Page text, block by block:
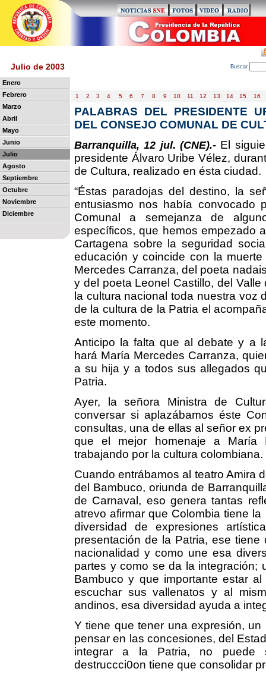
Julio de 2003 Buscar
Enero
Febrero
Marzo
Abril
Mayo
Junio
Julio
Agosto
Septiembre
Octubre
Noviembre
Diciembre
1 2 3 4 5 6 7 8 9 10 11 12 13 14 15 16
PALABRAS DEL PRESIDENTE
DEL CONSEJO COMUNAL DE
Barranquilla, 12 jul. (CNE).- El
presidente Álvaro Uribe Vélez,
de Cultura, realizado en ésta ciudad.
“Éstas paradojas del destino, la
entusiasmo nos había convocado
Comunal a semejanza de
específicos, que hemos empezado
Cartagena sobre la seguridad
educación y coincide con la
Mercedes Carranza, del poeta
y del poeta Leonel Castillo, del
la cultura nacional toda nuestra voz
de la cultura de la Patria el
este momento.
Anticipo la falta que al debate y a
hará María Mercedes Carranza,
a su hija y a todos sus allegados
Patria.
Ayer, la señora Ministra de
conversar si aplazábamos éste
consultas, una de ellas al señor ex
que el mejor homenaje a María
trabajando por la cultura colombiana.
Cuando entrábamos al teatro Amira
del Bambuco, oriunda de
de Carnaval, eso genera tantas
atrevo afirmar que Colombia tiene
diversidad de expresiones
presentación de la Patria, ese
nacionalidad y como une esa
partes y como se da la integración;
Bambuco y que importante estar
escuchar sus vallenatos y al
andinos, esa diversidad ayuda a
Y tiene que tener una expresión,
pensar en las concesiones, del
integrar a la Patria, no puede
destruccci0on tiene que consolidar